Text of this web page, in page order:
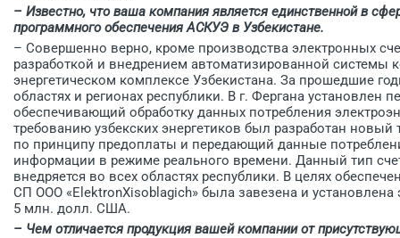
– Известно, что ваша компания является единственной в
программного обеспечения АСКУЭ в Узбекистане.
– Совершенно верно, кроме производства электронных
разработкой и внедрением автоматизированной системы
энергетическом комплексе Узбеки­стана. За прошедшие
областях и регионах республики. В г. Фергана
обеспечивающий обработку данных потребления
требованию узбекских энергетиков был разработан новый
по принципу предоплаты и передающий данные
информации в режиме реального времени. Данный тип
внедряется во всех областях республики. В целях
СП ООО «ElektronXisoblagich» была завезена и установлена
5 млн. долл. США.
– Чем отличается продукция вашей компании от